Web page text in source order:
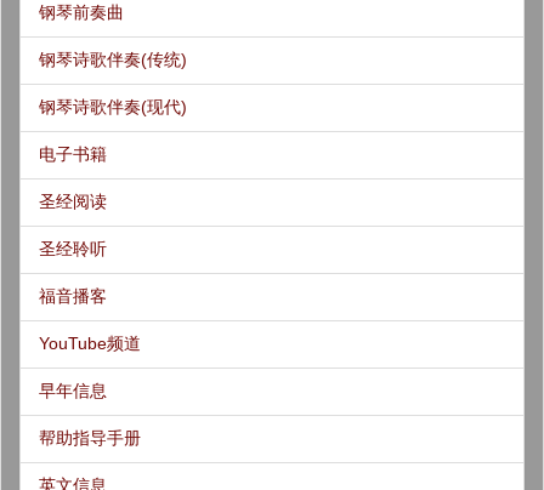
钢琴前奏曲
钢琴诗歌伴奏(传统)
钢琴诗歌伴奏(现代)
电子书籍
圣经阅读
圣经聆听
福音播客
YouTube频道
早年信息
帮助指导手册
英文信息